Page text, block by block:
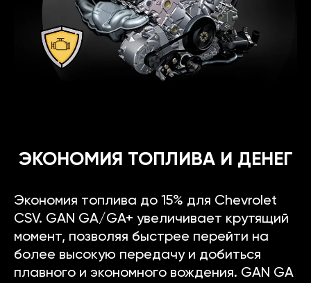
ЭКОНОМИЯ ТОПЛИВА И ДЕНЕГ
Экономия топлива до 15% для Chevrolet
CSV. GAN GA/GA+ увеличивает крутящий
момент, позволяя быстрее перейти на
более высокую передачу и добиться
плавного и экономного вождения. GAN GA